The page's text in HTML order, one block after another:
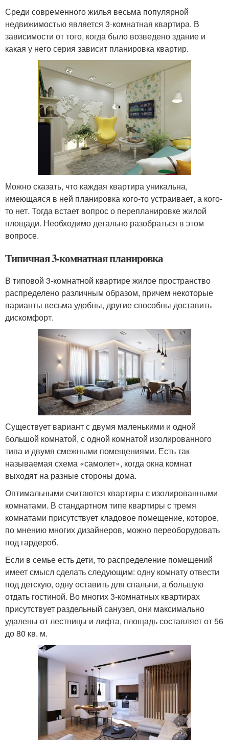
Среди современного жилья весьма популярной
недвижимостью является 3-комнатная квартира. В
зависимости от того, когда было возведено здание и
какая у него серия зависит планировка квартир.
Можно сказать, что каждая квартира уникальна,
имеющаяся в ней планировка кого-то устраивает, а кого-
то нет. Тогда встает вопрос о перепланировке жилой
площади. Необходимо детально разобраться в этом
вопросе.
Типичная 3-комнатная планировка
В типовой 3-комнатной квартире жилое пространство
распределено различным образом, причем некоторые
варианты весьма удобны, другие способны доставить
дискомфорт.
Существует вариант с двумя маленькими и одной
большой комнатой, с одной комнатой изолированного
типа и двумя смежными помещениями. Есть так
называемая схема «самолет», когда окна комнат
выходят на разные стороны дома.
Оптимальными считаются квартиры с изолированными
комнатами. В стандартном типе квартиры с тремя
комнатами присутствует кладовое помещение, которое,
по мнению многих дизайнеров, можно переоборудовать
под гардероб.
Если в семье есть дети, то распределение помещений
имеет смысл сделать следующим: одну комнату отвести
под детскую, одну оставить для спальни, а большую
отдать гостиной. Во многих 3-комнатных квартирах
присутствует раздельный санузел, они максимально
удалены от лестницы и лифта, площадь составляет от 56
до 80 кв. м.